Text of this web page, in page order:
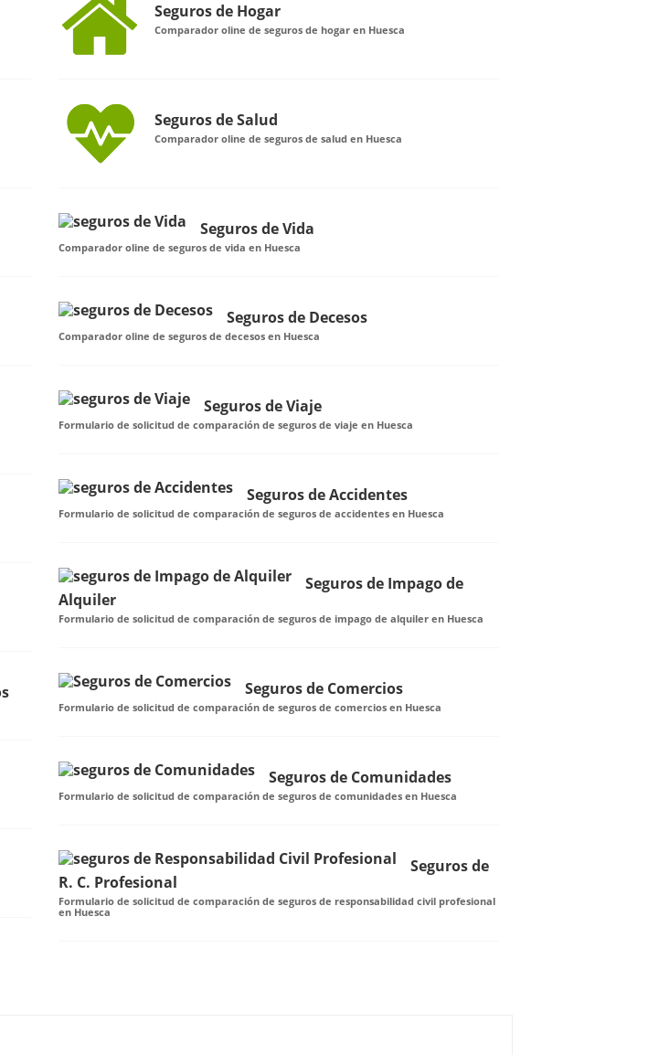
Seguros de Hogar
Comparador oline de seguros de hogar en Huesca
Seguros de Salud
Comparador oline de seguros de salud en Huesca
Seguros de Vida
Comparador oline de seguros de vida en Huesca
Seguros de Decesos
Comparador oline de seguros de decesos en Huesca
Seguros de Viaje
Formulario de solicitud de comparación de seguros de viaje en Huesca
Seguros de Accidentes
Formulario de solicitud de comparación de seguros de accidentes en Huesca
Seguros de Impago de
Alquiler
Formulario de solicitud de comparación de seguros de impago de alquiler en Huesca
Seguros de Comercios
Formulario de solicitud de comparación de seguros de comercios en Huesca
Seguros de Comunidades
Formulario de solicitud de comparación de seguros de comunidades en Huesca
Seguros de
R. C. Profesional
Formulario de solicitud de comparación de seguros de responsabilidad civil profesional
en Huesca